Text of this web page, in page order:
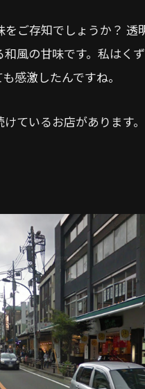
ご存知でしょうか？
風の甘味です。私はく
感激したんですね。
ているお店があります。